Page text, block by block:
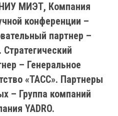
МИЭТ, Компания
конференции –
партнер –
– Генеральное
«ТАСС». Партнеры
– Группа компаний
YADRO.